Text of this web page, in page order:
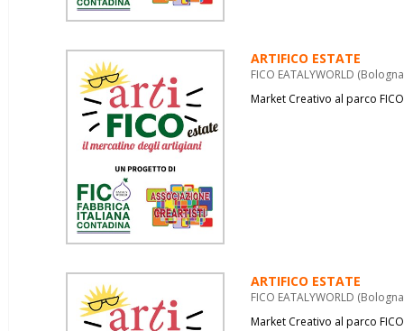
ARTIFICO ESTATE
FICO EATALYWORLD
Market Creativo al parco FICO
ARTIFICO ESTATE
FICO EATALYWORLD
Market Creativo al parco FICO